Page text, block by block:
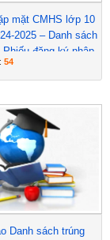
mặt CMHS lớp 10
2025 – Danh sách
Phiếu đăng ký nhập
học
54
Danh sách trúng